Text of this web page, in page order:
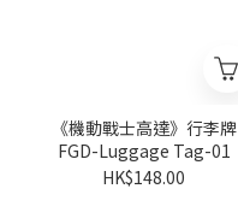
《機動戰士高達》行李牌
FGD-Luggage Tag-01
HK$148.00